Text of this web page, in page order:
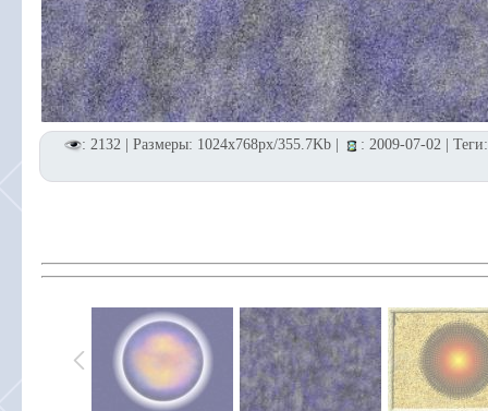
: 2132 | Размеры: 1024x768px/355.7Kb | : 2009-07-02 |